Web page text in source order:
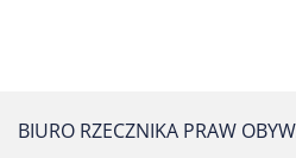
BIURO RZECZNIKA PRAW